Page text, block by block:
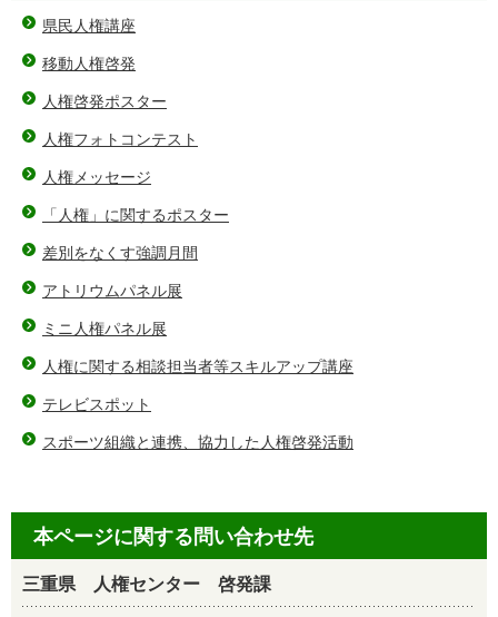
県民人権講座
移動人権啓発
人権啓発ポスター
人権フォトコンテスト
人権メッセージ
「人権」に関するポスター
差別をなくす強調月間
アトリウムパネル展
ミニ人権パネル展
人権に関する相談担当者等スキルアップ講座
テレビスポット
スポーツ組織と連携、協力した人権啓発活動
本ページに関する問い合わせ先
三重県 人権センター 啓発課